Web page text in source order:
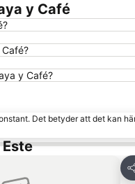
y Café
y Café?
Det betyder att det kan
Favoriter